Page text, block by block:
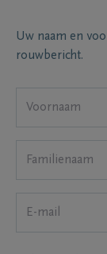
Uw naam en
rouwbericht.